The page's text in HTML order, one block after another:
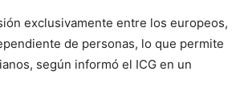
exclusivamente entre los europeos,
de personas, lo que permite
según informó el ICG en un